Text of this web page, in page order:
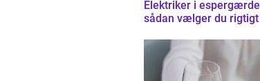
Elektriker i espergærde
sådan vælger du rigtigt